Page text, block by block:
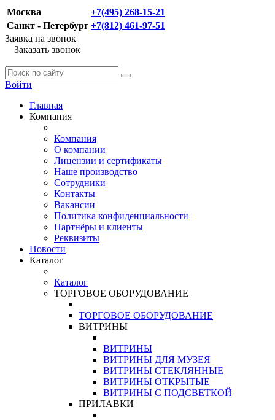
Москва
+7(495) 268-15-21
Санкт - Петербург +7(812) 461-97-51
Заявка на звонок
Заказать звонок
Войти
Главная
Компания
Компания
О компании
Лицензии и сертификаты
Наше производство
Сотрудники
Контакты
Вакансии
Политика конфиденциальности
Партнёры и клиенты
Реквизиты
Новости
Каталог
Каталог
ТОРГОВОЕ ОБОРУДОВАНИЕ
ТОРГОВОЕ ОБОРУДОВАНИЕ
ВИТРИНЫ
ВИТРИНЫ
ВИТРИНЫ ДЛЯ МУЗЕЯ
ВИТРИНЫ СТЕКЛЯННЫЕ
ВИТРИНЫ ОТКРЫТЫЕ
ВИТРИНЫ С ПОДСВЕТКОЙ
ПРИЛАВКИ